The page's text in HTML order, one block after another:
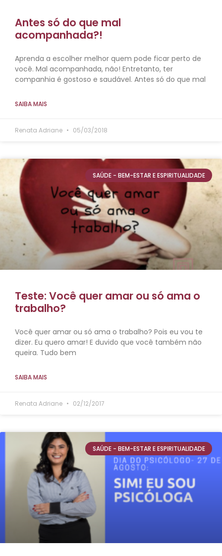
Antes só do que mal
acompanhada?!
Aprenda a escolher melhor quem pode ficar perto de
você. Mal acompanhada, não! Entretanto, ter
companhia é gostoso e saudável. Antes só do que mal
SAIBA MAIS
Renata Adriane 05/03/2018
SAÚDE - BEM-ESTAR E ESPIRITUALIDADE
Teste: Você quer amar ou só ama o
trabalho?
Você quer amar ou só ama o trabalho? Pois eu vou te
dizer. Eu quero amar! E duvido que você também não
queira. Tudo bem
SAIBA MAIS
Renata Adriane 02/12/2017
SAÚDE - BEM-ESTAR E ESPIRITUALIDADE